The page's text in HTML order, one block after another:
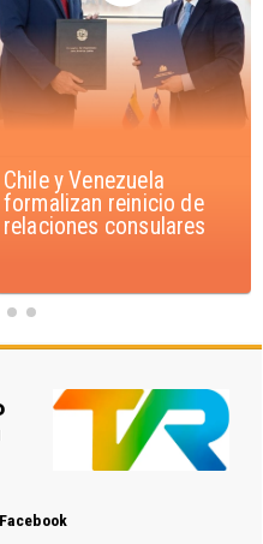
Feriantes rechazan
dichos de Camila Flores
sobre Fabiola Campillai
Facebook